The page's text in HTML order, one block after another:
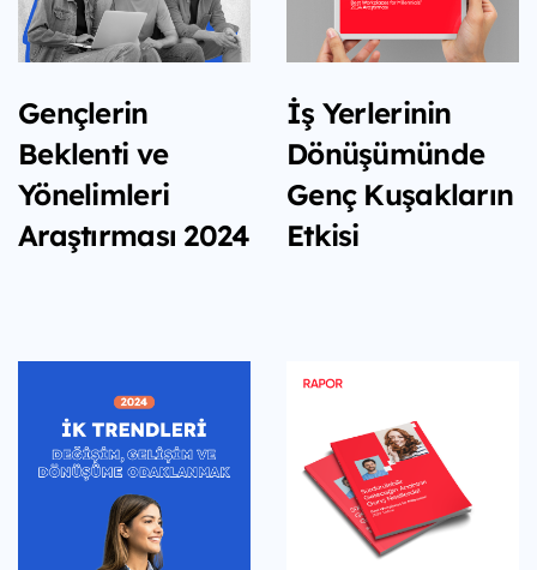
Gençlerin
Beklenti ve
Yönelimleri
Araştırması 2024
İş Yerlerinin
Dönüşümünde
Genç Kuşakların
Etkisi